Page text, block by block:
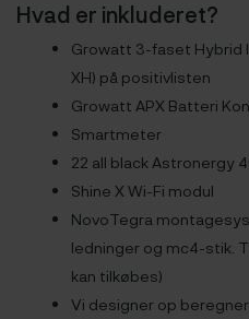
Hvad er inkluderet?
Growatt 3-faset Hybrid
XH) på positivlisten
Growatt APX Batteri
Smartmeter
22 all black Astronergy
Shine X Wi-Fi modul
NovoTegra
ledninger og mc4-stik.
kan tilkøbes)
Vi designer op